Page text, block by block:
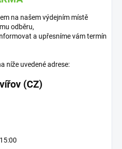
na našem výdejním místě
odběru,
a upřesníme vám termín
níže uvedené adrese:
(CZ)